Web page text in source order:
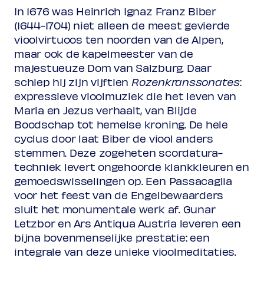
In 1676 was Heinrich Ignaz Franz Biber
(1644-1704) niet alleen de meest gevierde
vioolvirtuoos ten noorden van de Alpen,
maar ook de kapelmeester van de
majestueuze Dom van Salzburg. Daar
schiep hij zijn vijftien Rozenkranssonates:
expressieve vioolmuziek die het leven van
Maria en Jezus verhaalt, van Blijde
Boodschap tot hemelse kroning. De hele
cyclus door laat Biber de viool anders
stemmen. Deze zogeheten scordatura-
techniek levert ongehoorde klankkleuren en
gemoedswisselingen op. Een Passacaglia
voor het feest van de Engelbewaarders
sluit het monumentale werk af. Gunar
Letzbor en Ars Antiqua Austria leveren een
bijna bovenmenselijke prestatie: een
integrale van deze unieke vioolmeditaties.
Rang 2
Normaal€ 31,00
Vriend€ 27,00
Onder 30 jaar€ 12,50
(excl. transactiekosten)